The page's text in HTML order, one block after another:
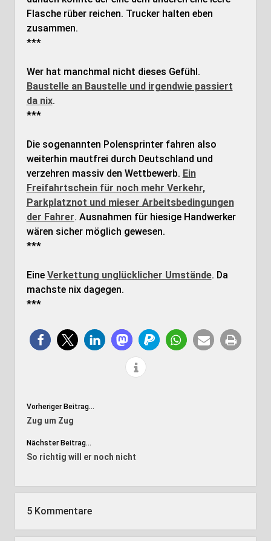
Flasche rüber reichen. Trucker halten eben
zusammen.
***
Wer hat manchmal nicht dieses Gefühl.
Baustelle an Baustelle und irgendwie passiert
da nix.
***
Die sogenannten Polensprinter fahren also
weiterhin mautfrei durch Deutschland und
verzehren massiv den Wettbewerb. Ein
Freifahrtschein für noch mehr Verkehr,
Parkplatznot und mieser Arbeitsbedingungen
der Fahrer. Ausnahmen für hiesige Handwerker
wären sicher möglich gewesen.
***
Eine Verkettung unglücklicher Umstände. Da
machste nix dagegen.
***
Vorheriger Beitrag...
Zug um Zug
Nächster Beitrag...
So richtig will er noch nicht
5 Kommentare